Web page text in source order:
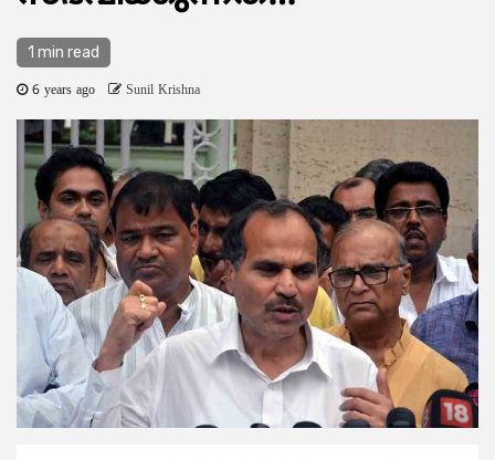
1 min read
6 years ago Sunil Krishna